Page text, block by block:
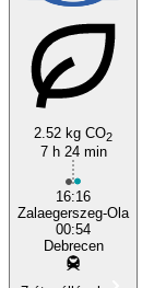
2.52 kg CO2
7 h 24 min
16:16
Zalaegerszeg-Ola
00:54
Debrecen